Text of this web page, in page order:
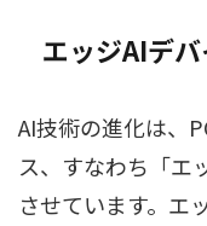
エッジAIデ
AI技術の進化は、
ス、すなわち「エ
させています。 エ